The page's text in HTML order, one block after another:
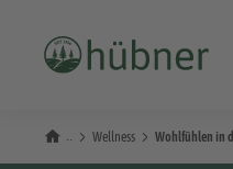
Wellness Wohlfühlen in